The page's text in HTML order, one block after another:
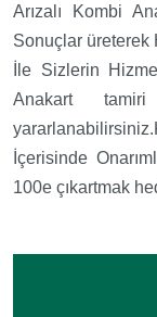
Arızalı Kombi
Sonuçlar üreterek
İle Sizlerin
Anakart
İçerisinde
100e çıkartmak